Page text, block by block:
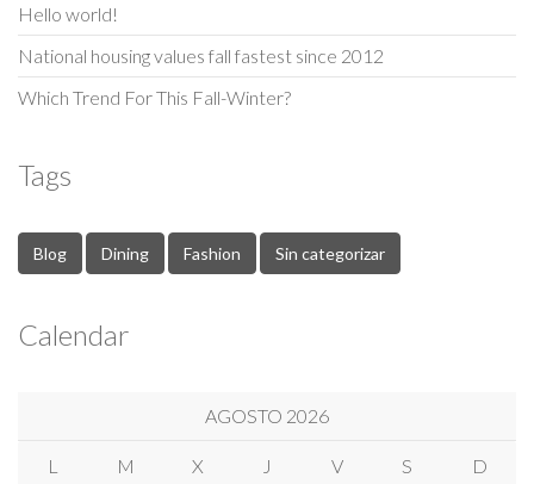
Hello world!
National housing values fall fastest since 2012
Which Trend For This Fall-Winter?
Tags
Blog Dining Fashion Sin categorizar
Calendar
AGOSTO 2026
L M X J V S D